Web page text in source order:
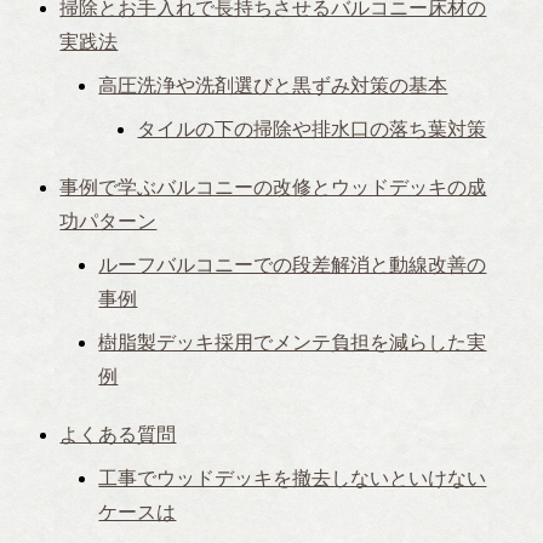
掃除とお手入れで長持ちさせるバルコニー床材の
実践法
高圧洗浄や洗剤選びと黒ずみ対策の基本
タイルの下の掃除や排水口の落ち葉対策
事例で学ぶバルコニーの改修とウッドデッキの成
功パターン
ルーフバルコニーでの段差解消と動線改善の
事例
樹脂製デッキ採用でメンテ負担を減らした実
例
よくある質問
工事でウッドデッキを撤去しないといけない
ケースは